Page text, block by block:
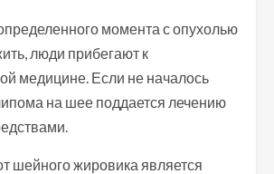
момента с опухолью
люди прибегают к
медицине. Если не началось
на шее поддается лечению
шейного жировика является